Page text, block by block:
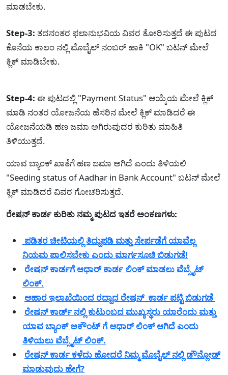
ಮಾಡಬೇಕು.
Step-3: ತದನಂತರ ಫಲಾನುಭವಿಯ ವಿವರ ತೋರಿಸುತ್ತದೆ ಈ ಪುಟದ
ಕೊನೆಯ ಕಾಲಂ ನಲ್ಲಿ ಮೊಬೈಲ್ ನಂಬರ್ ಹಾಕಿ "OK" ಬಟನ್ ಮೇಲೆ
ಕ್ಲಿಕ್ ಮಾಡಿಬೇಕು.
Step-4: ಈ ಪುಟದಲ್ಲಿ "Payment Status" ಆಯ್ಕೆಯ ಮೇಲೆ ಕ್ಲಿಕ್
ಮಾಡಿ ನಂತರ ಯೋಜನೆಯ ಹೆಸರಿನ ಮೇಲೆ ಕ್ಲಿಕ್ ಮಾಡಿದರೆ ಈ
ಯೋಜನೆಯಡಿ ಹಣ ಜಮಾ ಅಗಿರುವುದರ ಕುರಿತು ಮಾಹಿತಿ
ತಿಳಿಯುತ್ತದೆ.
ಯಾವ ಬ್ಯಾಂಕ್ ಖಾತೆಗೆ ಹಣ ಜಮಾ ಅಗಿದೆ ಎಂದು ತಿಳಿಯಲಿ
"Seeding status of Aadhar in Bank Account" ಬಟನ್ ಮೇಲೆ
ಕ್ಲಿಕ್ ಮಾಡಿದರೆ ವಿವರ ಗೋಚರಿಸುತ್ತದೆ.
ರೇಷನ್ ಕಾರ್ಡ ಕುರಿತು ನಮ್ಮ ಪುಟದ ಇತರೆ ಅಂಕಣಗಳು:
ಪಡಿತರ ಚೀಟಿಯಲ್ಲಿ ತಿದ್ದುಪಡಿ ಮತ್ತು ಸೇರ್ಪಡೆಗೆ ಯಾವೆಲ್ಲ
ನಿಯಮ ಪಾಲಿಸಬೇಕು ಎಂದು ಮಾರ್ಗಸೂಚಿ ಬಿಡುಗಡೆ!
ರೇಷನ್ ಕಾರ್ಡಗೆ ಆಧಾರ್ ಕಾರ್ಡ ಲಿಂಕ್ ಮಾಡಲು ವೆಬ್ಸೈಟ್
ಲಿಂಕ್.
ಆಹಾರ ಇಲಾಖೆಯಿಂದ ರದ್ದಾದ ರೇಷನ್ ಕಾರ್ಡ ಪಟ್ಟಿ ಬಿಡುಗಡೆ
ರೇಷನ್ ಕಾರ್ಡ್ ನಲ್ಲಿ ಕುಟುಂಬದ ಮುಖ್ಯಸ್ಥರು ಯಾರೆಂದು ಮತ್ತು
ಯಾವ ಬ್ಯಾಂಕ್ ಅಕೌಂಟ್ ಗೆ ಆಧಾರ್ ಲಿಂಕ್ ಆಗಿದೆ ಎಂದು
ತಿಳಿಯಲು ವೆಬ್ಸೈಟ್ ಲಿಂಕ್.
ರೇಷನ್ ಕಾರ್ಡ ಕಳೆದು ಹೋದರೆ ನಿಮ್ಮ ಮೊಬೈಲ್ ನಲ್ಲಿ ಡೌನ್ಲೋಡ್
ಮಾಡುವುದು ಹೇಗೆ?